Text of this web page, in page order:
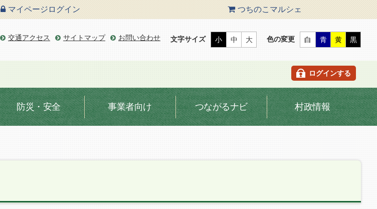
マイページ ログイン つちのこ マルシェ
交通アクセス サイトマップ お問い合わせ 文字サイズ 小 中 大 色の変更 白 青 黄 黒
ログインする
防災・安全 事業者向け つながるナビ 村政情報